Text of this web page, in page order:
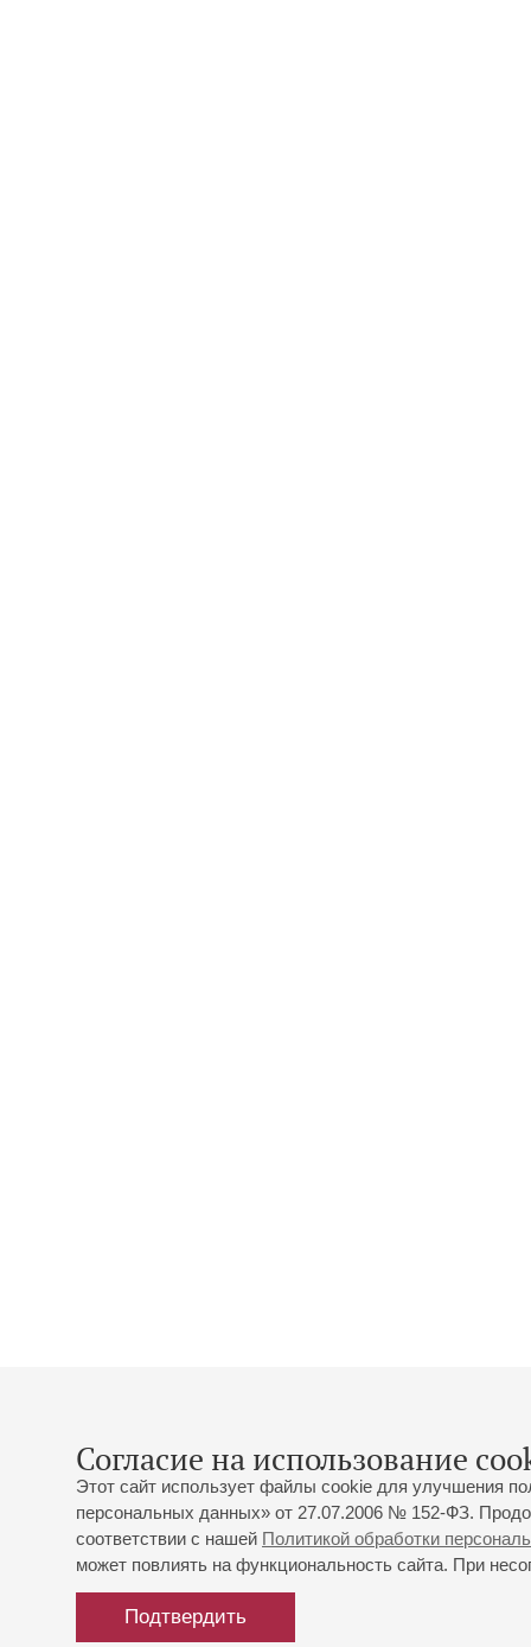
Согласие на использование
Этот сайт использует файлы cookie для улучшения
персональных данных» от 27.07.2006 № 152-ФЗ.
соответствии с нашей Политикой обработки
может повлиять на функциональность сайта. При
Подтвердить